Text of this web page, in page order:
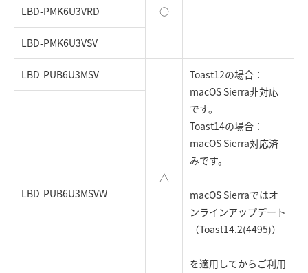
○
LBD-PMK6U3VRD
LBD-PMK6U3VSV
LBD-PUB6U3MSV
△
Toast12の場合：
macOS Sierra非対応
です。
Toast14の場合：
macOS Sierra対応済
みです。
macOS Sierraではオ
ンラインアップデート
（Toast14.2(4495)）
を適用してからご利用
LBD-PUB6U3MSVW